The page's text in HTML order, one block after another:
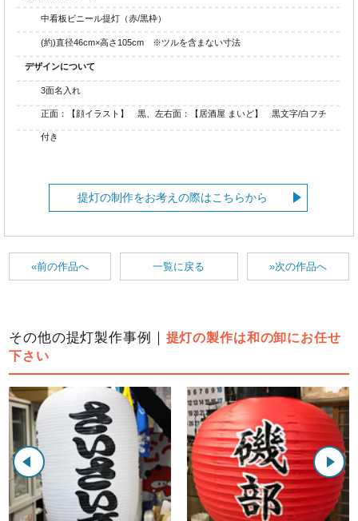
中看板ビニール提灯（赤/黒枠）
(約)直径46cm×高さ105cm ※ツルを含まない寸法
デザインについて
3面名入れ
正面：【顔イラスト】 黒、左右面：【居酒屋 まいど】 黒文字/白フチ
付き
提灯の制作をお考えの際はこちらから
«前の作品へ »次の作品へ
一覧に戻る
その他の提灯製作事例｜ 提灯の製作は和の卸にお任せ
下さい